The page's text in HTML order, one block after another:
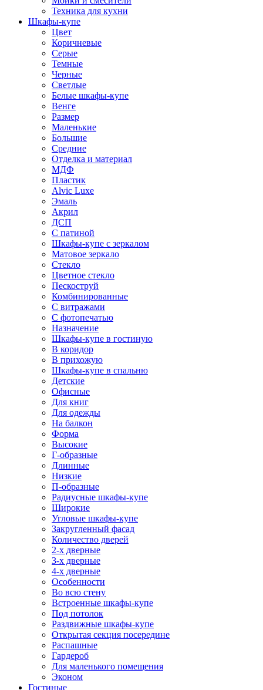
Техника для кухни
Шкафы-купе
Цвет
Коричневые
Серые
Темные
Черные
Светлые
Белые шкафы-купе
Венге
Размер
Маленькие
Большие
Средние
Отделка и материал
МДФ
Пластик
Alvic Luxe
Эмаль
Акрил
ДСП
С патиной
Шкафы-купе с зеркалом
Матовое зеркало
Стекло
Цветное стекло
Пескоструй
Комбинированные
С витражами
С фотопечатью
Назначение
Шкафы-купе в гостиную
В коридор
В прихожую
Шкафы-купе в спальню
Детские
Офисные
Для книг
Для одежды
На балкон
Форма
Высокие
Г-образные
Длинные
Низкие
П-образные
Радиусные шкафы-купе
Широкие
Угловые шкафы-купе
Закругленный фасад
Количество дверей
2-х дверные
3-х дверные
4-х дверные
Особенности
Во всю стену
Встроенные шкафы-купе
Под потолок
Раздвижные шкафы-купе
Открытая секция посередине
Распашные
Гардероб
Для маленького помещения
Эконом
Гостиные